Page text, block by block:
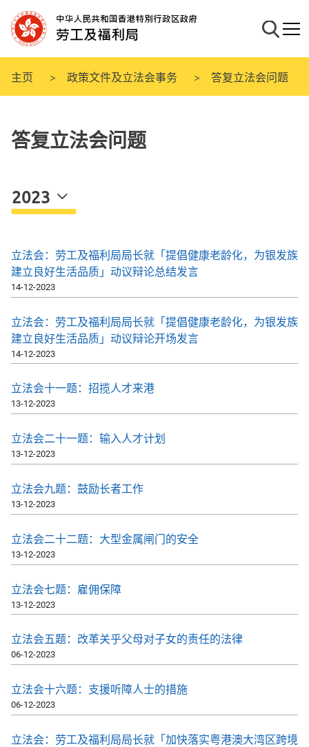
至
主
内
容
搜寻流动
主页 政策文件及立法会事务 答复立法会问题
答复立法会问题
2023
立法会：劳工及福利局局长就「提倡健康老龄化，为银发族
建立良好生活品质」动议辩论总结发言
14-12-2023
立法会：劳工及福利局局长就「提倡健康老龄化，为银发族
建立良好生活品质」动议辩论开场发言
14-12-2023
立法会十一题：招揽人才来港
13-12-2023
立法会二十一题：输入人才计划
13-12-2023
立法会九题：鼓励长者工作
13-12-2023
立法会二十二题：大型金属闸门的安全
13-12-2023
立法会七题：雇佣保障
13-12-2023
立法会五题：改革关乎父母对子女的责任的法律
06-12-2023
立法会十六题：支援听障人士的措施
06-12-2023
立法会：劳工及福利局局长就「加快落实粤港澳大湾区跨境